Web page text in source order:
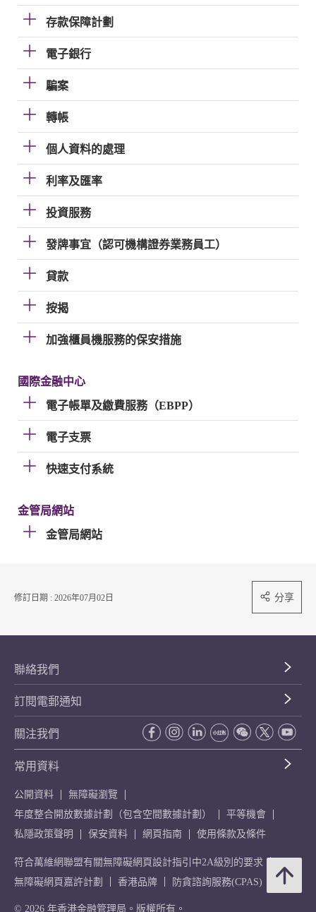
存款保障計劃
電子銀行
騙案
轉帳
個人資料的處理
利率及匯率
投資服務
發牌事宜（認可機構證券業務員工）
貸款
按揭
加強櫃員機服務的保安措施
國際金融中心
電子帳單及繳費服務（EBPP）
電子支票
快速支付系統
金管局網站
金管局網站
修訂日期 : 2026年07月02日 分享
聯絡我們
訂閱電郵通知
關注我們
常用資料
公開資料
無障礙瀏覽
年度整合開放數據計劃（包含空間數據計劃）
平等機會
私隱政策聲明
保安資料 網頁指南 使用條款及條件
符合萬維網聯盟有關無障礙網頁設計指引中2A級別的要求
無障礙網頁嘉許計劃
香港品牌 防貪諮詢服務(CPAS)
© 2026 年香港金融管理局。版權所有。